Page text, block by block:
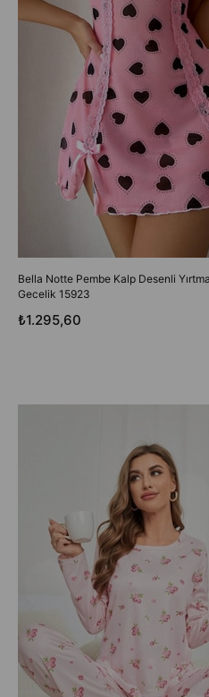
Bella Notte Pembe Kalp Desenli
Gecelik 15923
₺1.295,60